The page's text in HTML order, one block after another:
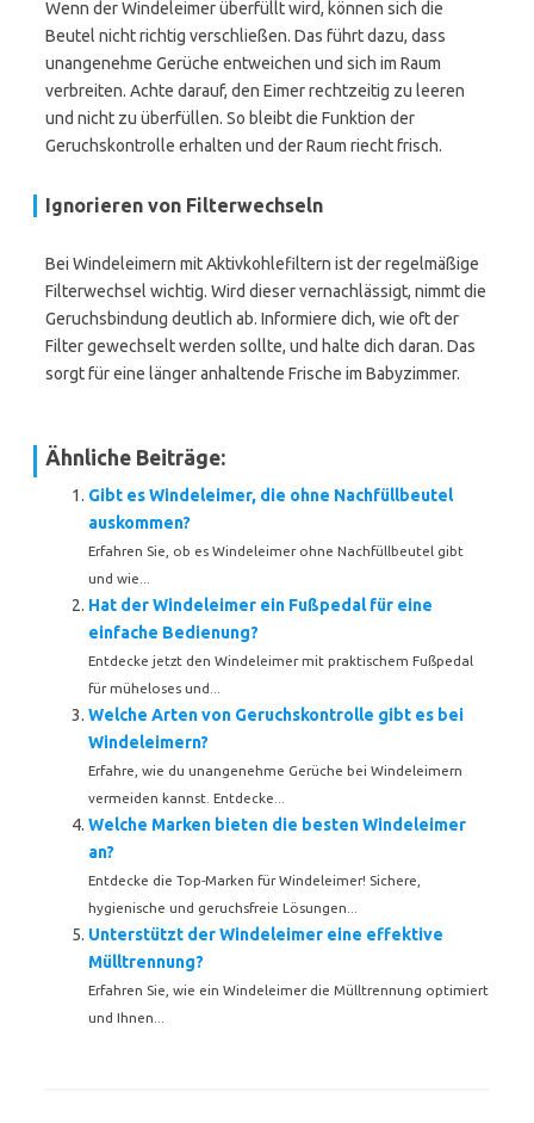
Wenn der Windeleimer überfüllt wird, können sich die
Beutel nicht richtig verschließen. Das führt dazu, dass
unangenehme Gerüche entweichen und sich im Raum
verbreiten. Achte darauf, den Eimer rechtzeitig zu leeren
und nicht zu überfüllen. So bleibt die Funktion der
Geruchskontrolle erhalten und der Raum riecht frisch.
Ignorieren von Filterwechseln
Bei Windeleimern mit Aktivkohlefiltern ist der regelmäßige
Filterwechsel wichtig. Wird dieser vernachlässigt, nimmt die
Geruchsbindung deutlich ab. Informiere dich, wie oft der
Filter gewechselt werden sollte, und halte dich daran. Das
sorgt für eine länger anhaltende Frische im Babyzimmer.
Ähnliche Beiträge:
Gibt es Windeleimer, die ohne Nachfüllbeutel
auskommen?
Erfahren Sie, ob es Windeleimer ohne Nachfüllbeutel gibt
und wie...
Hat der Windeleimer ein Fußpedal für eine
einfache Bedienung?
Entdecke jetzt den Windeleimer mit praktischem Fußpedal
für müheloses und...
Welche Arten von Geruchskontrolle gibt es bei
Windeleimern?
Erfahre, wie du unangenehme Gerüche bei Windeleimern
vermeiden kannst. Entdecke...
Welche Marken bieten die besten Windeleimer
an?
Entdecke die Top-Marken für Windeleimer! Sichere,
hygienische und geruchsfreie Lösungen...
Unterstützt der Windeleimer eine effektive
Mülltrennung?
Erfahren Sie, wie ein Windeleimer die Mülltrennung optimiert
und Ihnen...